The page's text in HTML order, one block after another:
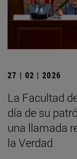
27 | 02 | 2026
La Facultad
día de su
una llamada
la Verdad